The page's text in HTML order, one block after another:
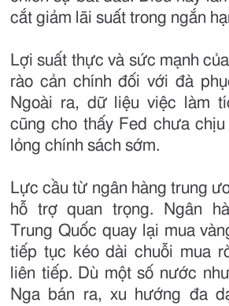
cắt giảm lãi suất trong ngắn
Lợi suất thực và sức mạnh
rào cản chính đối với đà
Ngoài ra, dữ liệu việc làm
cũng cho thấy Fed chưa
lỏng chính sách sớm.
Lực cầu từ ngân hàng trung
hỗ trợ quan trọng. Ngân
Trung Quốc quay lại mua
tiếp tục kéo dài chuỗi mua
liên tiếp. Dù một số nước
Nga bán ra, xu hướng đa